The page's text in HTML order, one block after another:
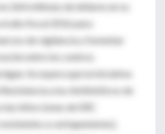
264 millones de dólares en su
año fiscal 2016 para
de vigilancia y fomentar
entre los centros
Se espera que la Iniciativa
Resistencia a los Antibióticos de
las infecciones de ERC
a carbapenemes),